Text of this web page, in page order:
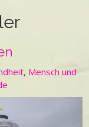
, Mensch und